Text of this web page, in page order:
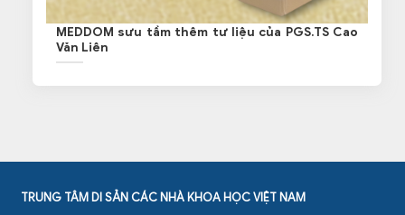
MEDDOM sưu tầm thêm tư liệu của PGS.TS Cao
Văn Liên
TRUNG TÂM DI SẢN CÁC NHÀ KHOA HỌC VIỆT NAM